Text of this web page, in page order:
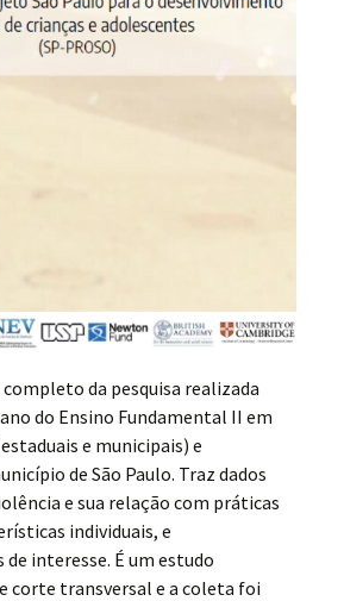
da pesquisa realizada
do Ensino Fundamental II em
e municipais) e
de São Paulo. Traz dados
e sua relação com práticas
individuais, e
interesse. É um estudo
corte transversal e a coleta foi